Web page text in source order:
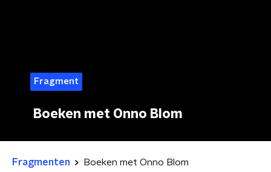
Fragment
Boeken met Onno Blom
Fragmenten Boeken met Onno Blom